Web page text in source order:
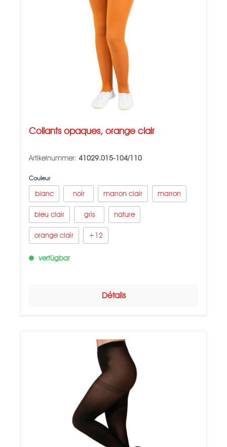
Collants opaques, orange clair
Artikelnummer: 41029.015-104/110
Couleur
blanc noir marron clair marron
bleu clair gris nature
orange clair +12
verfügbar
Détails